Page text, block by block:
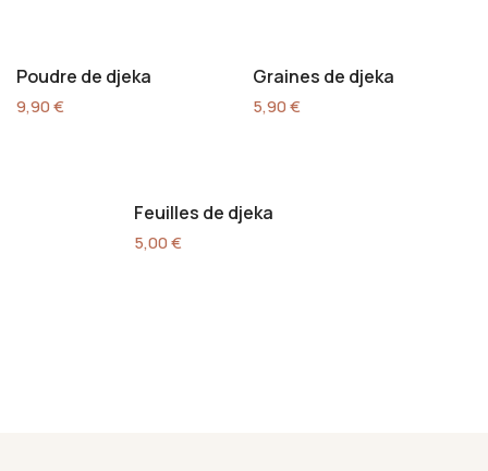
Poudre de djeka
9,90€
Graines de djeka
5,90€
Feuilles de djeka
5,00€